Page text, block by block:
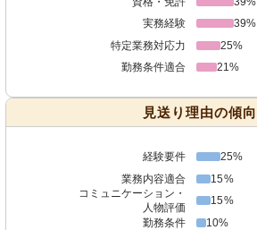
実務経験
39%
特定業務対応力
25%
勤務条件適合
21%
見送り理由の傾向
経験要件
25%
業務内容適合
15%
コミュニケーション・
人物評価
15%
勤務条件
10%